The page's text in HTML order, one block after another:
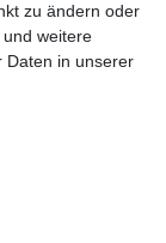
zu ändern oder
und weitere
Daten in unserer